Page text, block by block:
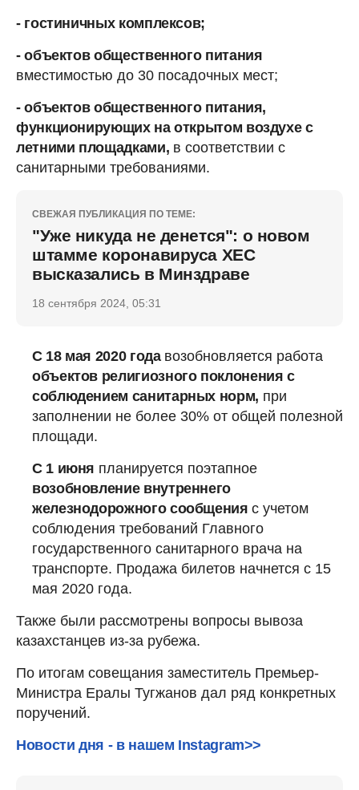
- гостиничных комплексов;
- объектов общественного питания
вместимостью до 30 посадочных мест;
- объектов общественного питания,
функционирующих на открытом воздухе с
летними площадками, в соответствии с
санитарными требованиями.
СВЕЖАЯ ПУБЛИКАЦИЯ ПО ТЕМЕ:
"Уже никуда не денется": о новом
штамме коронавируса ХЕС
высказались в Минздраве
18 сентября 2024, 05:31
C 18 мая 2020 года возобновляется работа
объектов религиозного поклонения с
соблюдением санитарных норм, при
заполнении не более 30% от общей полезной
площади.
C 1 июня планируется поэтапное
возобновление внутреннего
железнодорожного сообщенияс учетом
соблюдения требований Главного
государственного санитарного врача на
транспорте. Продажа билетов начнется с 15
мая 2020 года.
Также были рассмотрены вопросы вывоза
казахстанцев из-за рубежа.
По итогам совещания заместитель Премьер-
Министра Ералы Тугжанов дал ряд конкретных
поручений.
Новости дня - в нашем Instagram>>